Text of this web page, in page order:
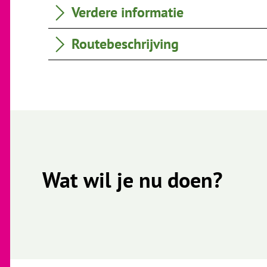
Verdere informatie
Routebeschrijving
Wat wil je nu doen?